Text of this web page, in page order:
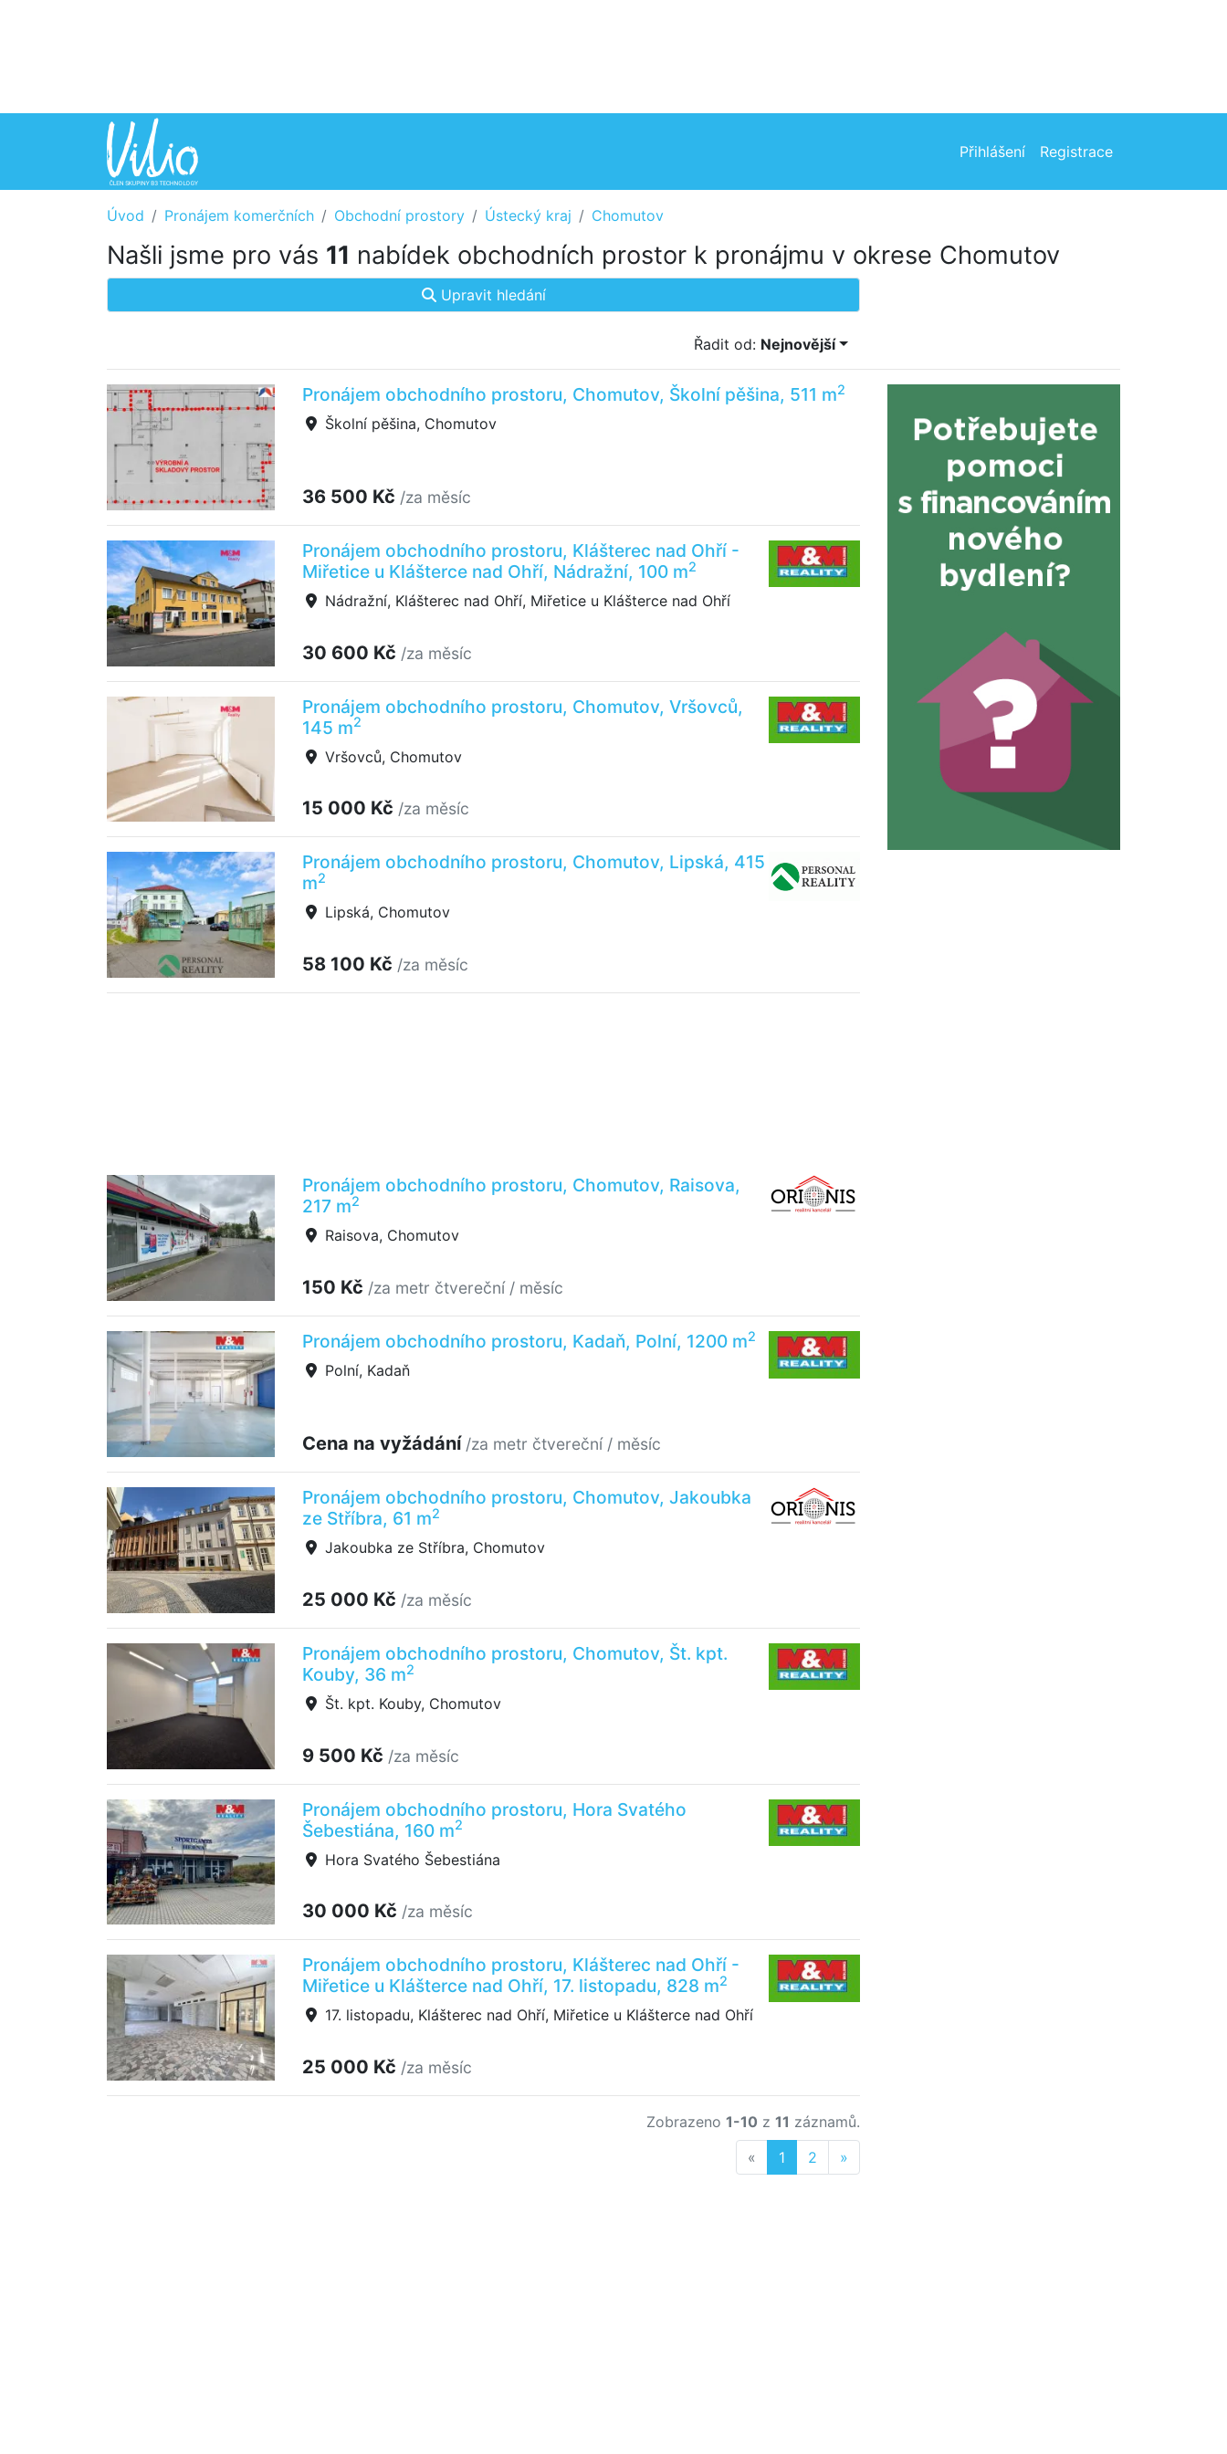
Přihlášení Registrace
Úvod Pronájem komerčních Obchodní prostory Ústecký kraj Chomutov
Našli jsme pro vás 11 nabídek obchodních prostor k pronájmu v okrese Chomutov
Upravit hledání
Řadit od: Nejnovější
Pronájem obchodního prostoru, Chomutov, Školní pěšina, 511 m2
Školní pěšina, Chomutov
36 500 Kč /za měsíc
Pronájem obchodního prostoru, Klášterec nad Ohří -
Miřetice u Klášterce nad Ohří, Nádražní, 100 m2
Nádražní, Klášterec nad Ohří, Miřetice u Klášterce nad Ohří
30 600 Kč /za měsíc
Pronájem obchodního prostoru, Chomutov, Vršovců,
145 m2
Vršovců, Chomutov
15 000 Kč /za měsíc
Pronájem obchodního prostoru, Chomutov, Lipská, 415
m2
Lipská, Chomutov
58 100 Kč /za měsíc
Pronájem obchodního prostoru, Chomutov, Raisova,
217 m2
Raisova, Chomutov
150 Kč /za metr čtvereční / měsíc
Pronájem obchodního prostoru, Kadaň, Polní, 1200 m2
Polní, Kadaň
Cena na vyžádání /za metr čtvereční / měsíc
Pronájem obchodního prostoru, Chomutov, Jakoubka
ze Stříbra, 61 m2
Jakoubka ze Stříbra, Chomutov
25 000 Kč /za měsíc
Pronájem obchodního prostoru, Chomutov, Št. kpt.
Kouby, 36 m2
Št. kpt. Kouby, Chomutov
9 500 Kč /za měsíc
Pronájem obchodního prostoru, Hora Svatého
Šebestiána, 160 m2
Hora Svatého Šebestiána
30 000 Kč /za měsíc
Pronájem obchodního prostoru, Klášterec nad Ohří -
Miřetice u Klášterce nad Ohří, 17. listopadu, 828 m2
17. listopadu, Klášterec nad Ohří, Miřetice u Klášterce nad Ohří
25 000 Kč /za měsíc
Zobrazeno 1-10 z 11 záznamů.
« Previous
1 2 »